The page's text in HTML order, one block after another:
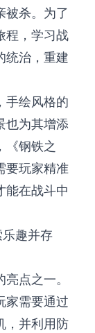
被杀。为了
程，学习战
统治，重建
手绘风格的
也为其增添
《钢铁之
要玩家精准
能在战斗中
趣并存
点之一。
家需要通过
，并利用防